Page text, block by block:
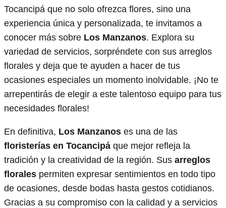
Tocancipá que no solo ofrezca flores, sino una
experiencia única y personalizada, te invitamos a
conocer más sobre Los Manzanos. Explora su
variedad de servicios, sorpréndete con sus arreglos
florales y deja que te ayuden a hacer de tus
ocasiones especiales un momento inolvidable. ¡No te
arrepentirás de elegir a este talentoso equipo para tus
necesidades florales!
En definitiva, Los Manzanos es una de las
floristerías en Tocancipá que mejor refleja la
tradición y la creatividad de la región. Sus arreglos
florales permiten expresar sentimientos en todo tipo
de ocasiones, desde bodas hasta gestos cotidianos.
Gracias a su compromiso con la calidad y a servicios